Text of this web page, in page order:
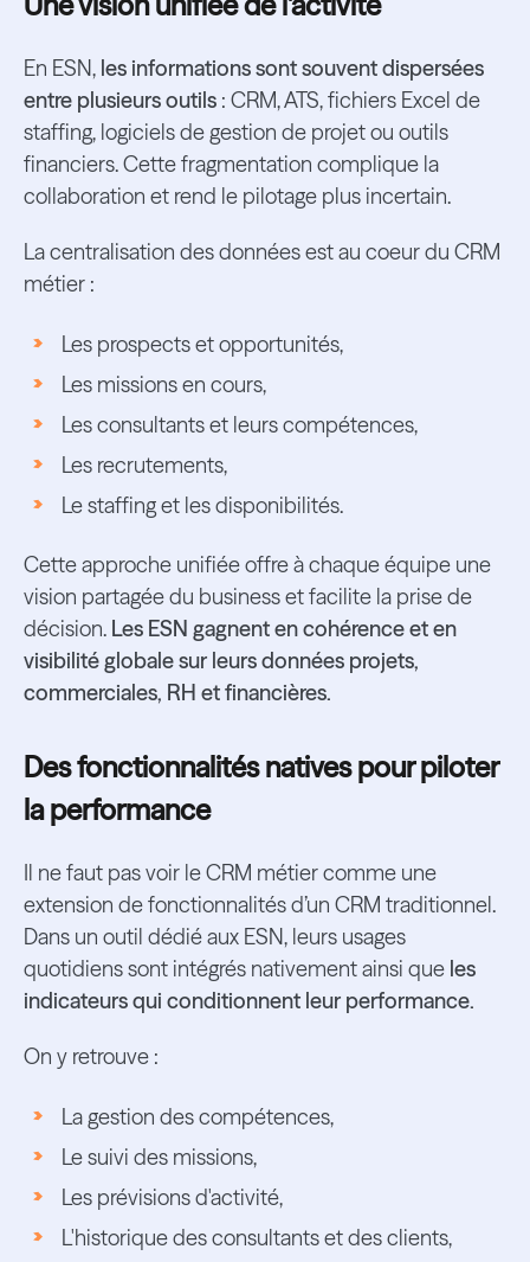
En ESN, les informations sont souvent dispersées
entre plusieurs outils: CRM, ATS, fichiers Excel de
staffing, logiciels de gestion de projet ou outils
financiers. Cette fragmentation complique la
collaboration et rend le pilotage plus incertain.
La centralisation des données est au coeur du CRM
métier :
Les prospects et opportunités,
Les missions en cours,
Les consultants et leurs compétences,
Les recrutements,
Le staffing et les disponibilités.
Cette approche unifiée offre à chaque équipe une
vision partagée du business et facilite la prise de
décision. Les ESN gagnent en cohérence et en
visibilité globale sur leurs données projets,
commerciales, RH et financières.
Des fonctionnalités natives pour piloter
la performance
Il ne faut pas voir le CRM métier comme une
extension de fonctionnalités d’un CRM traditionnel.
Dans un outil dédié aux ESN, leurs usages
quotidiens sont intégrés nativement ainsi que les
indicateurs qui conditionnent leur performance.
On y retrouve :
La gestion des compétences,
Le suivi des missions,
Les prévisions d'activité,
L'historique des consultants et des clients,